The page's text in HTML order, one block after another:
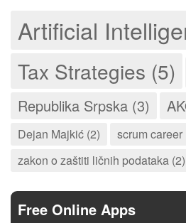
Artificial
Tax Strategies (5)
Republika Srpska (3)
Dejan Majkić (2)
scrum career
zakon o zaštiti ličnih podataka (2)
Free Online Apps